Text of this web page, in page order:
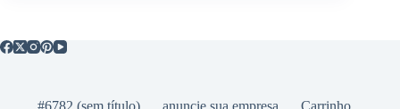
#6782 (sem título) anuncie sua empresa
Carrinho